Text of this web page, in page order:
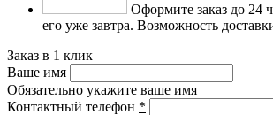
Оформите заказ до 24
его уже завтра. Возможность
Заказ в 1 клик
Ваше имя
Обязательно укажите ваше имя
Контактный телефон *